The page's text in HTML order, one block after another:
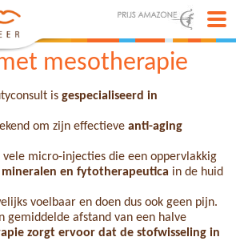
mesotherapie
is gespecialiseerd in
om zijn effectieve anti-aging
micro-injecties die een oppervlakkig
en fytotherapeutica in de huid
voelbaar en doen dus ook geen pijn.
gemiddelde afstand van een halve
zorgt ervoor dat de stofwisseling in